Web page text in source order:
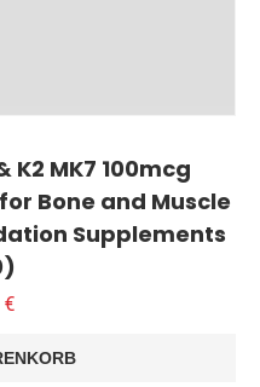
K2 MK7 100mcg
Bone and Muscle
Supplements
€